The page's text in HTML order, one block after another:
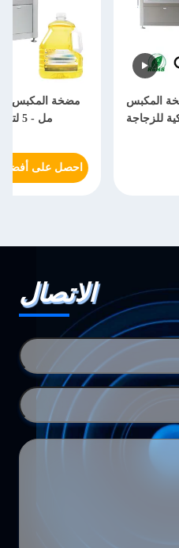
المكبس
للزجاجة
مل - 5 لتر آلة تعبئة زيت جوز الهند
احصل على
الاتصال